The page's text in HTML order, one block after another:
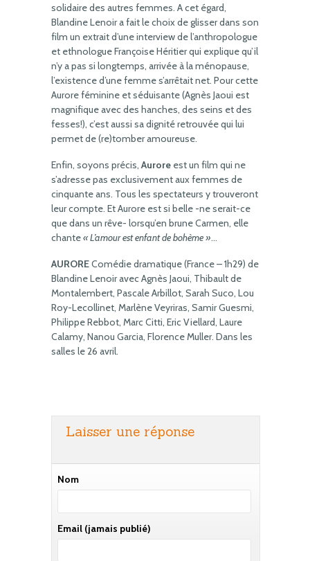
solidaire des autres femmes. A cet égard,
Blandine Lenoir a fait le choix de glisser dans son
film un extrait d’une interview de l’anthropologue
et ethnologue Françoise Héritier qui explique qu’il
n’y a pas si longtemps, arrivée à la ménopause,
l’existence d’une femme s’arrêtait net. Pour cette
Aurore féminine et séduisante (Agnès Jaoui est
magnifique avec des hanches, des seins et des
fesses!), c’est aussi sa dignité retrouvée qui lui
permet de (re)tomber amoureuse.
Enfin, soyons précis, Aurore est un film qui ne
s’adresse pas exclusivement aux femmes de
cinquante ans. Tous les spectateurs y trouveront
leur compte. Et Aurore est si belle -ne serait-ce
que dans un rêve- lorsqu’en brune Carmen, elle
chante« L’amour est enfant de bohème »…
AUROREComédie dramatique (France – 1h29) de
Blandine Lenoir avec Agnès Jaoui, Thibault de
Montalembert, Pascale Arbillot, Sarah Suco, Lou
Roy-Lecollinet, Marlène Veyriras, Samir Guesmi,
Philippe Rebbot, Marc Citti, Eric Viellard, Laure
Calamy, Nanou Garcia, Florence Muller. Dans les
salles le 26 avril.
Laisser une réponse
Nom
Email (jamais publié)